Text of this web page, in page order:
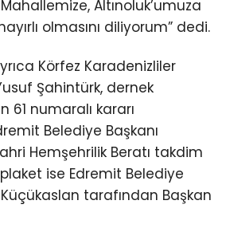
Altınoluk’umuza
olmasını diliyorum” dedi.
Körfez Karadenizliler
Şahintürk, dernek
numaralı kararı
Belediye Başkanı
Hemşehrilik Beratı takdim
ise Edremit Belediye
tarafından Başkan